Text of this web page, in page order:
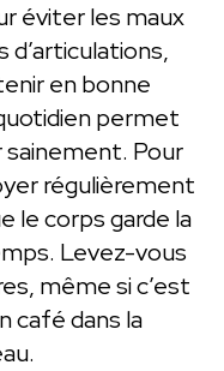
éviter les maux
en bonne
permet
Pour
régulièrement
le corps garde la
Levez-vous
même si c’est
café dans la